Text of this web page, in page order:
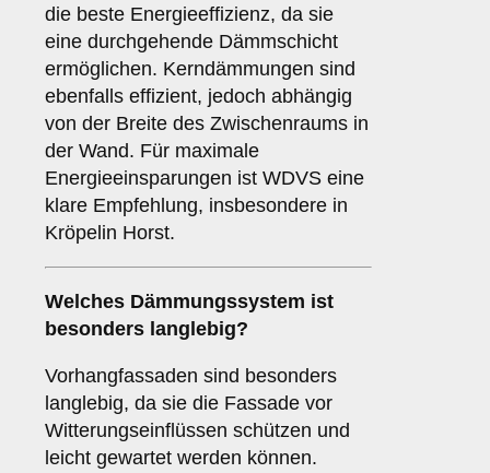
die beste Energieeffizienz, da sie
eine durchgehende Dämmschicht
ermöglichen. Kerndämmungen sind
ebenfalls effizient, jedoch abhängig
von der Breite des Zwischenraums in
der Wand. Für maximale
Energieeinsparungen ist WDVS eine
klare Empfehlung, insbesondere in
Kröpelin Horst.
Welches Dämmungssystem ist
besonders langlebig?
Vorhangfassaden sind besonders
langlebig, da sie die Fassade vor
Witterungseinflüssen schützen und
leicht gewartet werden können.